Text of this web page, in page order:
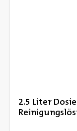
2.5 Liter